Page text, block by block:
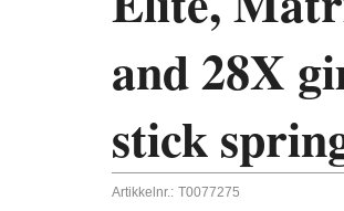
and 28X
stick
Artikkelnr.: T0077275